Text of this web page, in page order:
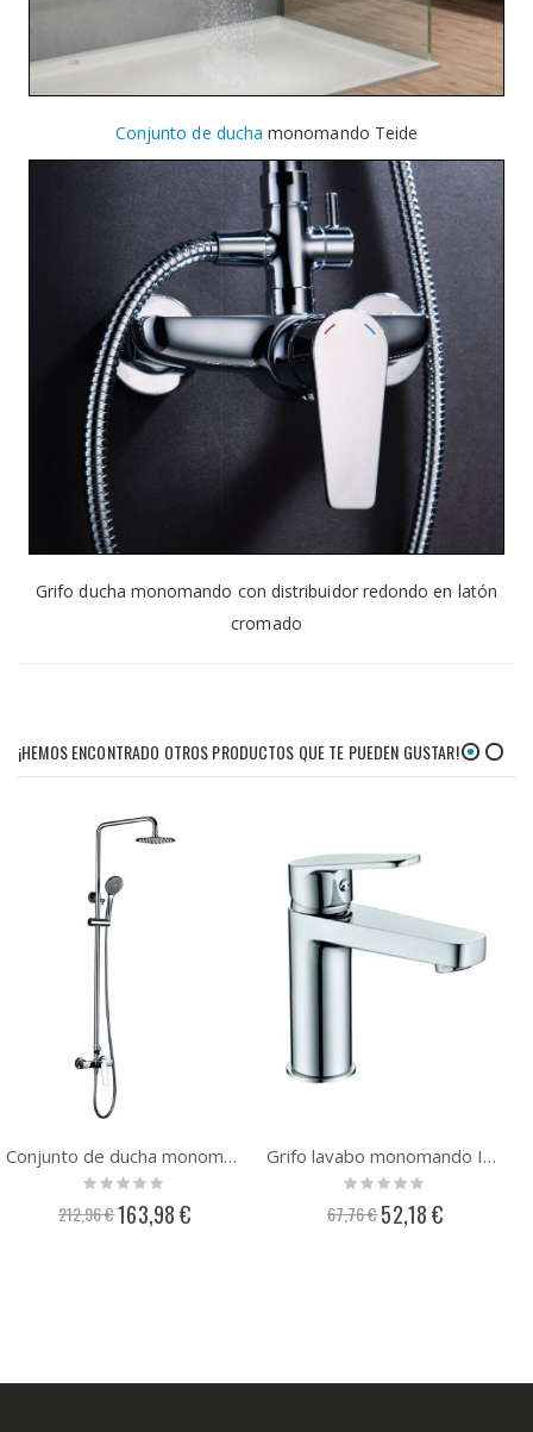
Conjunto de ducha monomando Teide
Grifo ducha monomando con distribuidor redondo en latón
cromado
¡HEMOS ENCONTRADO OTROS PRODUCTOS QUE TE PUEDEN GUSTAR!
Conjunto de ducha monomando Imex Luxor BDX023
Rating:
0%
212,96 €Precio
especial
163,98 €
Grifo lavabo monomando Imex Teide BDT021-1
Rating:
0%
67,76 € Precio
especial
52,18 €